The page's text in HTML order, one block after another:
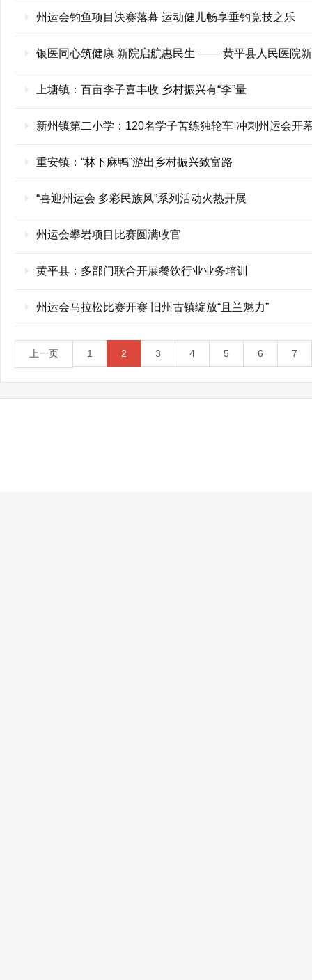
州运会钓鱼项目决赛落幕 运动健儿畅享垂钓竞技之乐
银医同心筑健康 新院启航惠民生 —— 黄平县人民医院
上塘镇：百亩李子喜丰收 乡村振兴有“李”量
新州镇第二小学：120名学子苦练独轮车 冲刺州运会开
重安镇：“林下麻鸭”游出乡村振兴致富路
“喜迎州运会 多彩民族风”系列活动火热开展
州运会攀岩项目比赛圆满收官
黄平县：多部门联合开展餐饮行业业务培训
州运会马拉松比赛开赛 旧州古镇绽放“且兰魅力”
上一页 1 2 3 4 5 6 7